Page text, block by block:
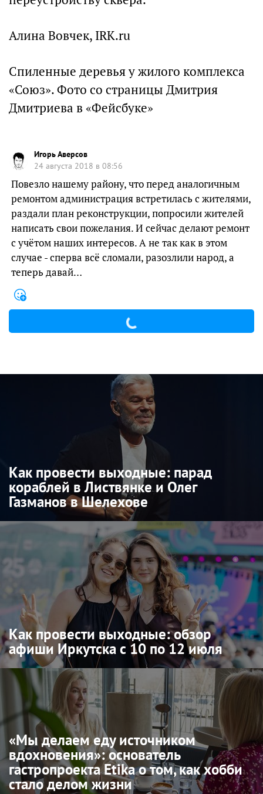
Алина Вовчек, IRK.ru
Спиленные деревья у жилого комплекса
«Союз». Фото со страницы Дмитрия
Дмитриева в «Фейсбуке»
Игорь Аверсов
24 августа 2018 в 08:56
Повезло нашему району, что перед аналогичным
ремонтом администрация встретилась с жителями,
раздали план реконструкции, попросили жителей
написать свои пожелания. И сейчас делают ремонт
с учётом наших интересов. А не так как в этом
случае - сперва всё сломали, разозлили народ, а
теперь давай…
Как провести выходные: парад
кораблей в Листвянке и Олег
Газманов в Шелехове
Как провести выходные: обзор
афиши Иркутска с 10 по 12 июля
«Мы делаем еду источником
вдохновения»: основатель
гастропроекта Etika о том, как хобби
стало делом жизни